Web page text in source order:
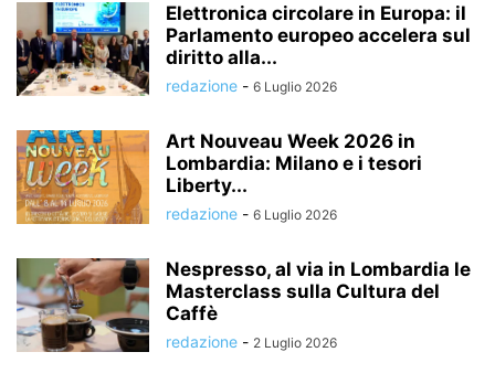
Elettronica circolare in Europa: il
Parlamento europeo accelera sul
diritto alla...
redazione - 6 Luglio 2026
Art Nouveau Week 2026 in
Lombardia: Milano e i tesori
Liberty...
redazione - 6 Luglio 2026
Nespresso, al via in Lombardia le
Masterclass sulla Cultura del
Caffè
redazione - 2 Luglio 2026